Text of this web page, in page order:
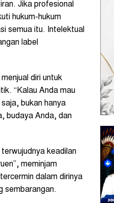
Jika profesional
hukum-hukum
semua itu. Intelektual
label
diri untuk
“Kalau Anda mau
bukan hanya
budaya Anda, dan
keadilan
meminjam
dalam dirinya
sembarangan.